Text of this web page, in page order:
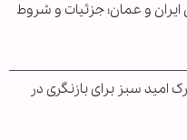
ایران و عمان؛ جزئیات و شروط
سبز برای بازنگری در